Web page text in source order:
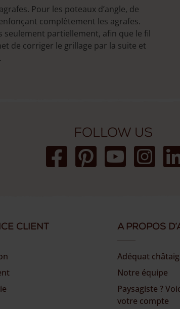
Pour les poteaux d’angle, de
complètement les agrafes.
seulement partiellement, afin que le fil
de corriger le grillage par la suite et
Follow us
client A propos
Adéquat
Notre équipe
Paysagiste ?
votre compte